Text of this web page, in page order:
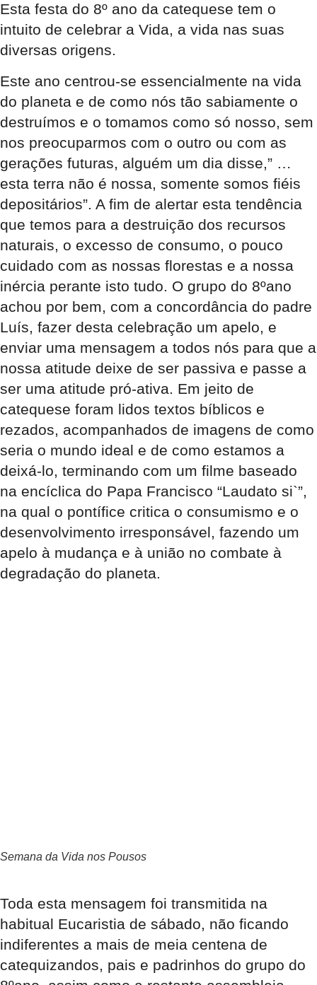
Esta festa do 8º ano da catequese tem o
intuito de celebrar a Vida, a vida nas suas
diversas origens.
Este ano centrou-se essencialmente na vida
do planeta e de como nós tão sabiamente o
destruímos e o tomamos como só nosso, sem
nos preocuparmos com o outro ou com as
gerações futuras, alguém um dia disse,” …
esta terra não é nossa, somente somos fiéis
depositários”. A fim de alertar esta tendência
que temos para a destruição dos recursos
naturais, o excesso de consumo, o pouco
cuidado com as nossas florestas e a nossa
inércia perante isto tudo. O grupo do 8ºano
achou por bem, com a concordância do padre
Luís, fazer desta celebração um apelo, e
enviar uma mensagem a todos nós para que a
nossa atitude deixe de ser passiva e passe a
ser uma atitude pró-ativa. Em jeito de
catequese foram lidos textos bíblicos e
rezados, acompanhados de imagens de como
seria o mundo ideal e de como estamos a
deixá-lo, terminando com um filme baseado
na encíclica do Papa Francisco “Laudato si`”,
na qual o pontífice critica o consumismo e o
desenvolvimento irresponsável, fazendo um
apelo à mudança e à união no combate à
degradação do planeta.
Semana da Vida nos Pousos
Toda esta mensagem foi transmitida na
habitual Eucaristia de sábado, não ficando
indiferentes a mais de meia centena de
catequizandos, pais e padrinhos do grupo do